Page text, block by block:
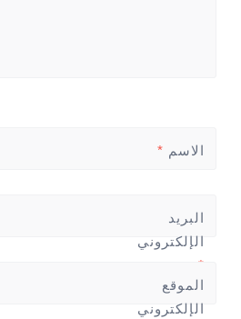
الاسم *
البريد
الإلكتروني
*
الموقع
الإلكتروني